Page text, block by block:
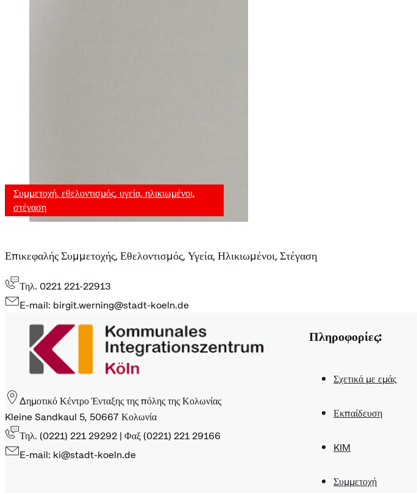
Επικεφαλής Συμμετοχής, Εθελοντισμός, Υγεία, Ηλικιωμένοι, Στέγαση
Συμμετοχή, εθελοντισμός, υγεία, ηλικιωμένοι,
στέγαση
Τηλ. 0221 221-22913
E-mail: birgit.werning@stadt-koeln.de
Δημοτικό Κέντρο Ένταξης της πόλης της Κολωνίας
Kleine Sandkaul 5, 50667 Κολωνία
Τηλ. (0221) 221 29292 | Φαξ (0221) 221 29166
E-mail: ki@stadt-koeln.de
Πληροφορίες:
Σχετικά με εμάς
Εκπαίδευση
KIM
Συμμετοχή